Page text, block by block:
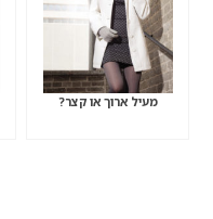
מעיל ארוך או קצר?